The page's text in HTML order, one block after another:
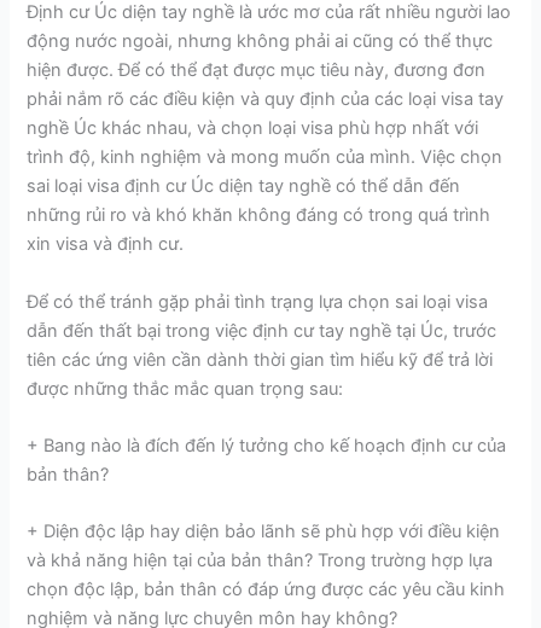
Định cư Úc diện tay nghề là ước mơ của rất nhiều người lao
động nước ngoài, nhưng không phải ai cũng có thể thực
hiện được. Để có thể đạt được mục tiêu này, đương đơn
phải nắm rõ các điều kiện và quy định của các loại visa tay
nghề Úc khác nhau, và chọn loại visa phù hợp nhất với
trình độ, kinh nghiệm và mong muốn của mình. Việc chọn
sai loại visa định cư Úc diện tay nghề có thể dẫn đến
những rủi ro và khó khăn không đáng có trong quá trình
xin visa và định cư.
Để có thể tránh gặp phải tình trạng lựa chọn sai loại visa
dẫn đến thất bại trong việc định cư tay nghề tại Úc, trước
tiên các ứng viên cần dành thời gian tìm hiểu kỹ để trả lời
được những thắc mắc quan trọng sau:
+ Bang nào là đích đến lý tưởng cho kế hoạch định cư của
bản thân?
+ Diện độc lập hay diện bảo lãnh sẽ phù hợp với điều kiện
và khả năng hiện tại của bản thân? Trong trường hợp lựa
chọn độc lập, bản thân có đáp ứng được các yêu cầu kinh
nghiệm và năng lực chuyên môn hay không?